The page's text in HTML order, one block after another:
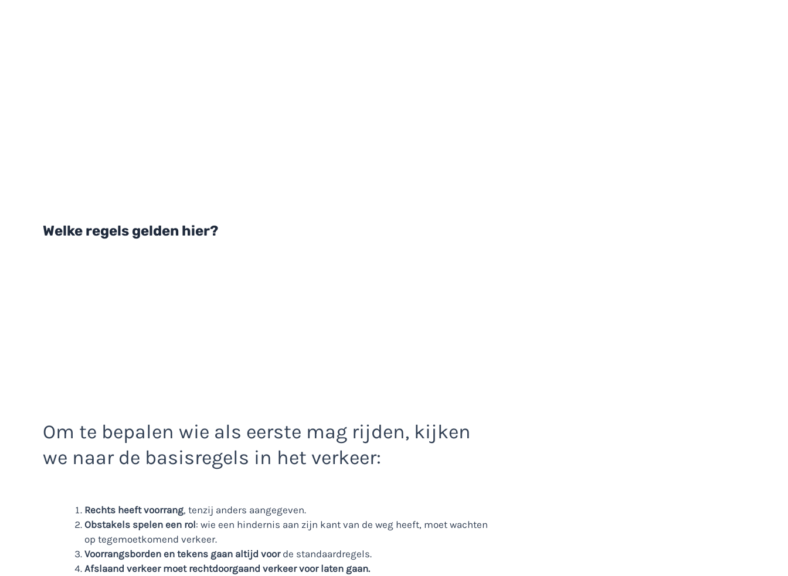
Welke regels gelden hier?
Om te bepalen wie als eerste mag rijden, kijken
we naar de basisregels in het verkeer:
Rechts heeft voorrang, tenzij anders aangegeven.
Obstakels spelen een rol: wie een hindernis aan zijn kant van de weg heeft, moet wachten
op tegemoetkomend verkeer.
Voorrangsborden en tekens gaan altijd voorde standaardregels.
Afslaand verkeer moet rechtdoorgaand verkeer voor laten gaan.